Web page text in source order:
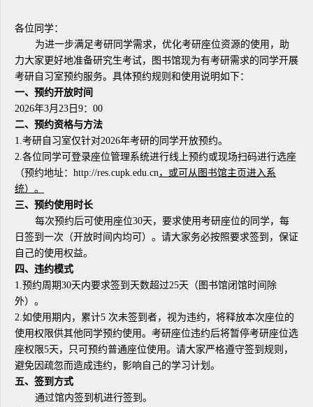
各位同学：
为进一步满足考研同学需求，优化考研座位资源的使用，助
力大家更好地准备研究生考试，图书馆现为有考研需求的同学开展
考研自习室预约服务。具体预约规则和使用说明如下：
一、预约开放时间
2026年3月23日9：00
二、预约资格与方法
1.考研自习室仅针对2026年考研的同学开放预约。
2.各位同学可登录座位管理系统进行线上预约或现场扫码进行选座
（预约地址：http://res.cupk.edu.cn，或可从图书馆主页进入系
统）。
三、预约使用时长
每次预约后可使用座位30天，要求使用考研座位的同学，每
日签到一次（开放时间内均可）。请大家务必按照要求签到，保证
自己的使用权益。
四、违约模式
1.预约周期30天内要求签到天数超过25天（图书馆闭馆时间除
外）。
2.如使用期内，累计5 次未签到者，视为违约，将释放本次座位的
使用权限供其他同学预约使用。考研座位违约后将暂停考研座位选
座权限5天，只可预约普通座位使用。请大家严格遵守签到规则，
避免因疏忽而造成违约，影响自己的学习计划。
五、签到方式
通过馆内签到机进行签到。